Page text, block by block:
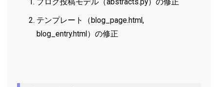
テンプレート（blog_page.html,
blog_entry.html）の修正